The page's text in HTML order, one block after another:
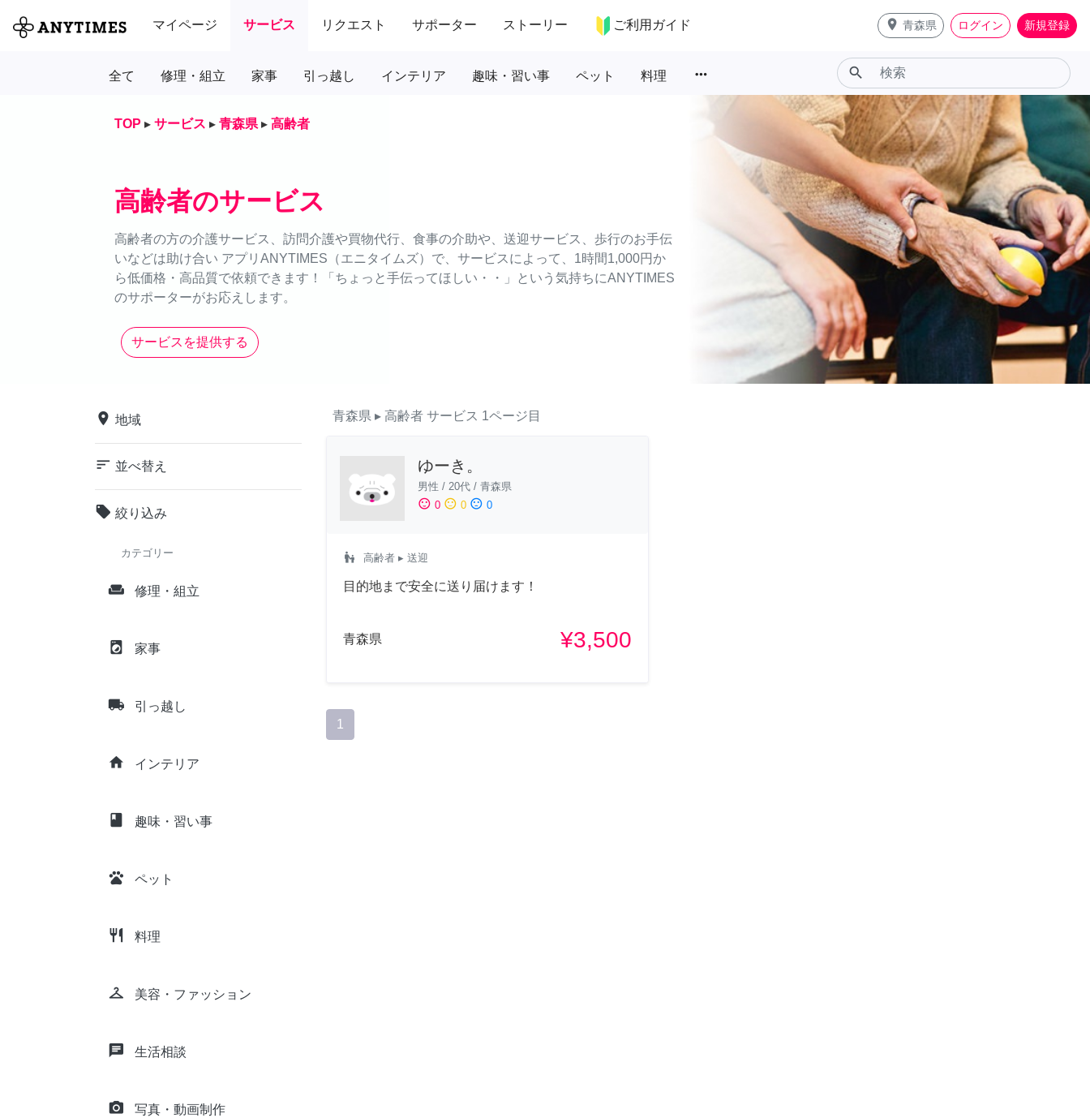
マイページ サービス リクエスト サポーター ストーリー ご利用ガイド place 青森県 ログイン 新規登録
全て 修理・組立 家事 引っ越し インテリア 趣味・習い事 ペット 料理 more_horiz search
TOP ▸ サービス ▸ 青森県 ▸ 高齢者
高齢者のサービス
高齢者の方の介護サービス、訪問介護や買物代行、食事の介助や、送迎サービス、歩行のお手伝
いなどは助け合い アプリANYTIMES（エニタイムズ）で、サービスによって、1時間1,000円か
ら低価格・高品質で依頼できます！「ちょっと手伝ってほしい・・」という気持ちにANYTIMES
のサポーターがお応えします。
サービスを提供する
place 地域
sort 並べ替え
local_offer 絞り込み
カテゴリー
weekend 修理・組立
local_laundry_service 家事
local_shipping 引っ越し
home インテリア
class 趣味・習い事
pets ペット
restaurant 料理
checkroom 美容・ファッション
chat 生活相談
camera_alt 写真・動画制作
青森県 ▸ 高齢者 サービス 1ページ目
ゆーき。
男性 / 20代 / 青森県
sentiment_satisfied 0 sentiment_neutral 0 sentiment_dissatisfied 0
escalator_warning 高齢者 ▸ 送迎
目的地まで安全に送り届けます！
青森県 ¥3,500
1